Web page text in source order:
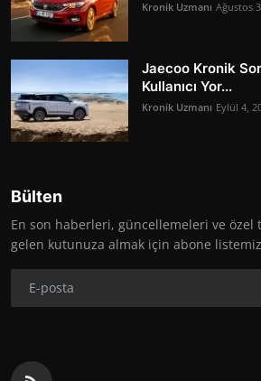
Kronik Uzmanı Ağustos
Jaecoo Kronik
Kullanıcı Yor...
Kronik Uzmanı Eylül 4,
Bülten
En son haberleri, güncellemeleri ve
gelen kutunuza almak için abone